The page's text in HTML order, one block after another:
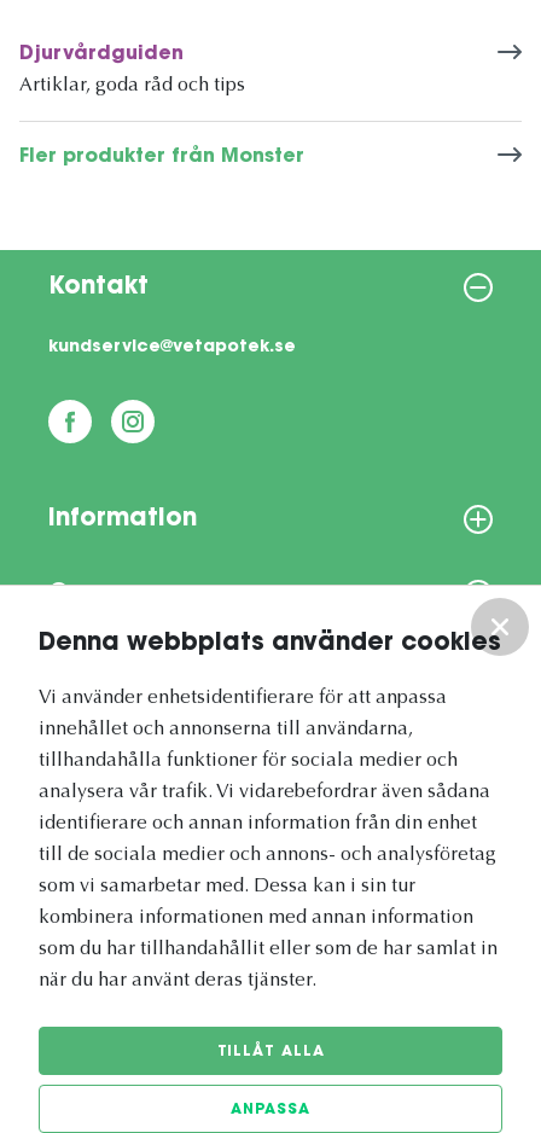
Denna webbplats använder cookies
Vi använder enhetsidentifierare för att anpassa
innehållet och annonserna till användarna,
tillhandahålla funktioner för sociala medier och
analysera vår trafik. Vi vidarebefordrar även sådana
identifierare och annan information från din enhet
till de sociala medier och annons- och analysföretag
som vi samarbetar med. Dessa kan i sin tur
kombinera informationen med annan information
som du har tillhandahållit eller som de har samlat in
när du har använt deras tjänster.
TILLÅT ALLA
ANPASSA
Djurvårdguiden
Artiklar, goda råd och tips
Fler produkter från Monster
Kontakt
kundservice@vetapotek.se
Information
Vetapotek.se är en del av
Evidensia Djursjukvård